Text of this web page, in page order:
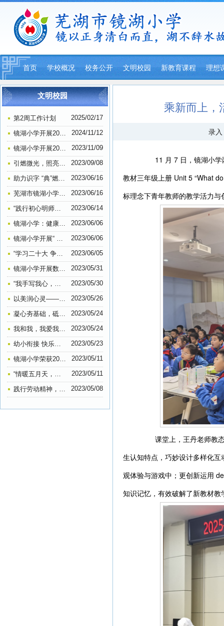
首页 学校概况 校务公开 文明校园 新教育课程 理想
平安校园文明校园
第2周工作计划 2025/02/17
镜湖小学开展2024年退休教师祝寿活动 2024/11/12
镜湖小学开展2023年教师户外徒步活动 2023/11/09
引燃微光，照亮前路，教师节前夕探望叶连平老师—镜湖小学306班思想道德建设活动 2023/09/08
助力识字 “典”燃梦想——镜湖小学举行一、二年级查字典比赛 2023/06/16
芜湖市镜湖小学荣获一项“全国示范学校”称号 2023/06/16
“践行初心明师德 担当使命正师风” ——芜湖市镜湖小学教师师德师风主题教育学习活动 2023/06/14
镜湖小学：健康口腔进校园 助力成长暖民心 2023/06/06
镜湖小学开展“ 扫黄打非”进课堂宣传活动 2023/06/06
“学习二十大 争做好队员”——镜湖小学2022级第一批少先队员入队仪式系列报道 2023/06/05
镜湖小学开展数学素养大赛主题活动 2023/05/31
“我手写我心，我笔抒我情”——镜湖小学五六年级作文比赛 2023/05/30
以美润心灵——镜湖小学心理健康教育手抄报比赛 2023/05/26
凝心夯基础，砥砺共前行——镜湖小学教育集团行管人员工作会议 2023/05/24
我和我，我爱我—— 镜湖小学开展“5.25”（我爱我）心理健康班会活动 2023/05/24
幼小衔接 快乐起航——镜湖小学开展幼小衔接活动 2023/05/23
镜湖小学荣获2022年全国“‘科创筑梦’助力‘双减’科普行动”优秀单位 2023/05/11
“情暖五月天，告白母亲节”——记镜湖小学206中队感恩母爱主题活动 2023/05/11
践行劳动精神，弘扬传统美德——镜湖小学205中队开展劳动实践活动 2023/05/08
乘新而上，
录
11 月 7 日，镜湖小学
教材三年级上册 Unit 5 “What
标理念下青年教师的教学活力与
课堂上，王丹老师教态
生认知特点，巧妙设计多样化
观体验与游戏中；更创新运用
知识记忆，有效破解了新教材教